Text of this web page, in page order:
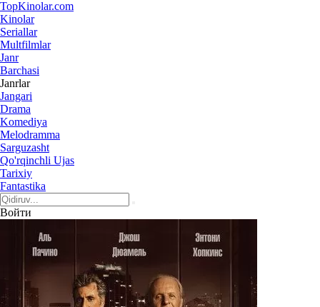
TopKinolar.com
Kinolar
Seriallar
Multfilmlar
Janr
Barchasi
Janrlar
Jangari
Drama
Komediya
Melodramma
Sarguzasht
Qo'rqinchli Ujas
Tarixiy
Fantastika
Войти